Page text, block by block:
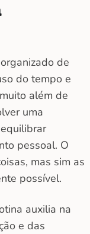
de
do tempo e
além de
uma
pessoal. O
mas sim as
possível.
auxilia na
e das